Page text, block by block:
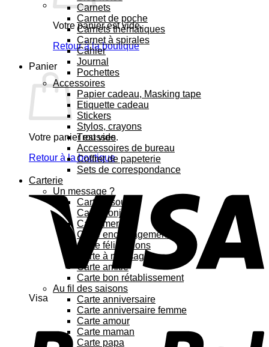
Votre panier est vide.
Retour à la boutique
Panier
Votre panier est vide.
Retour à la boutique
Visa
Carnets
Carnet de poche
Carnets thématiques
Carnet à spirales
Cahier
Journal
Pochettes
Accessoires
Papier cadeau, Masking tape
Etiquette cadeau
Stickers
Stylos, crayons
Trousses
Accessoires de bureau
Coffret de papeterie
Sets de correspondance
Carterie
Un message ?
Carte bisous
Carte bonjour
Carte merci
Carte encouragement
Carte félicitations
Carte à message
Carte amitié
Carte bon rétablissement
Au fil des saisons
Carte anniversaire
Carte anniversaire femme
Carte amour
Carte maman
Carte papa